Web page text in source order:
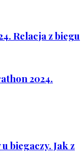
Relacja z biegu
2024.
biegaczy. Jak z